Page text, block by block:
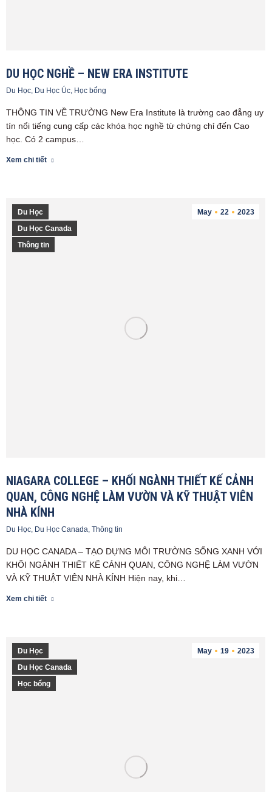
DU HỌC NGHỀ – NEW ERA INSTITUTE
Du Học, Du Học Úc, Học bổng
THÔNG TIN VỀ TRƯỜNG New Era Institute là trường cao đẳng uy
tín nổi tiếng cung cấp các khóa học nghề từ chứng chỉ đến Cao
học. Có 2 campus…
Xem chi tiết
May 22 2023
Du Học
Du Học Canada
Thông tin
NIAGARA COLLEGE – KHỐI NGÀNH THIẾT KẾ CẢNH
QUAN, CÔNG NGHỆ LÀM VƯỜN VÀ KỸ THUẬT VIÊN
NHÀ KÍNH
Du Học, Du Học Canada, Thông tin
DU HỌC CANADA – TẠO DỰNG MÔI TRƯỜNG SỐNG XANH VỚI
KHỐI NGÀNH THIẾT KẾ CẢNH QUAN, CÔNG NGHỆ LÀM VƯỜN
VÀ KỸ THUẬT VIÊN NHÀ KÍNH Hiện nay, khi…
Xem chi tiết
May 19 2023
Du Học
Du Học Canada
Học bổng